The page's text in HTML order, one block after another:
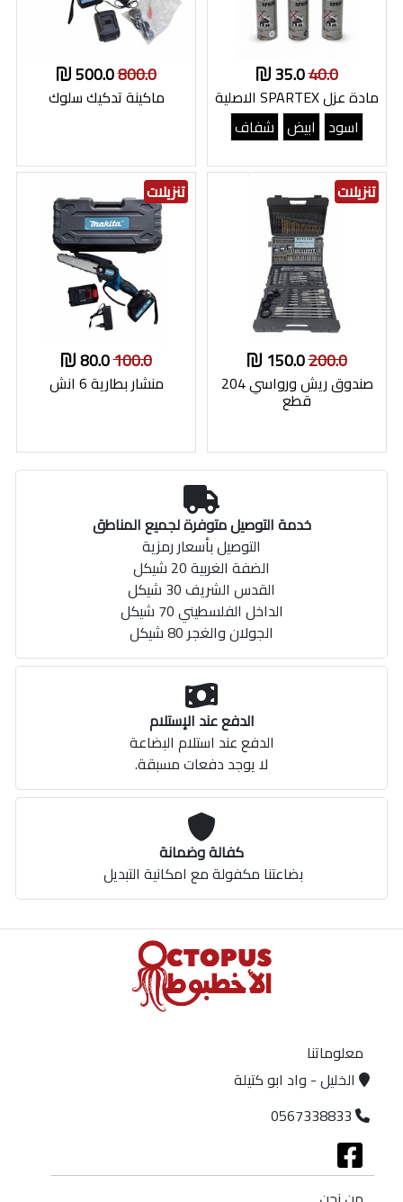
40.0
35.0
مادة عزل SPARTEX الاصلية
اسود ابيض شفاف
800.0
500.0
ماكينة تدكيك سلوك
تنزيلات
200.0
150.0
صندوق ريش ورواسي 204
قطع
تنزيلات
100.0
80.0
منشار بطارية 6 انش
خدمة التوصيل متوفرة لجميع المناطق
التوصيل بأسعار رمزية
الضفة الغربية 20 شيكل
القدس الشريف 30 شيكل
الداخل الفلسطيني 70 شيكل
الجولان والغجر 80 شيكل
الدفع عند الإستلام
الدفع عند استلام البضاعة
لا يوجد دفعات مسبقة.
كفالة وضمانة
بضاعتنا مكفولة مع امكانية التبديل
معلوماتنا
الخليل - واد ابو كتيلة
0567338833